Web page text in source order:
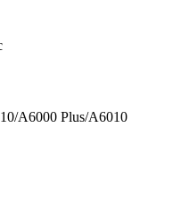
A6000 Plus/A6010